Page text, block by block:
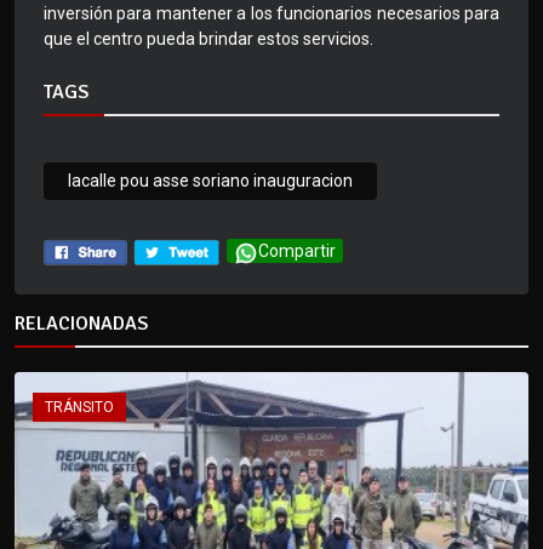
inversión para mantener a los funcionarios necesarios para
que el centro pueda brindar estos servicios.
TAGS
lacalle pou asse soriano inauguracion
Compartir
RELACIONADAS
TRÁNSITO